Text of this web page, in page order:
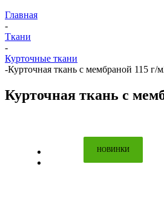
Главная
-
Ткани
-
Курточные ткани
-Курточная ткань с мембраной 115 г/
Курточная ткань с
НОВИНКИ